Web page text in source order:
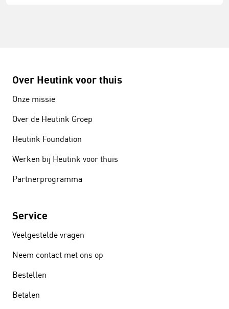
Over Heutink voor thuis
Onze missie
Over de Heutink Groep
Heutink Foundation
Werken bij Heutink voor thuis
Partnerprogramma
Service
Veelgestelde vragen
Neem contact met ons op
Bestellen
Betalen